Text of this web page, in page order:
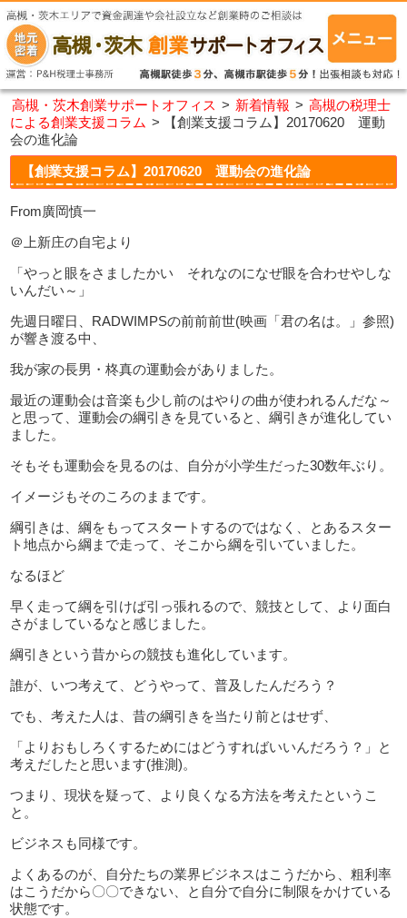
高槻・茨木創業サポートオフィス > 新着情報 > 高槻の税理士
による創業支援コラム >
【創業支援コラム】20170620 運動
会の進化論
【創業支援コラム】20170620 運動会の進化論
From廣岡慎一
＠上新庄の自宅より
「やっと眼をさましたかい それなのになぜ眼を合わせやしな
いんだい～」
先週日曜日、RADWIMPSの前前前世(映画「君の名は。」参照)
が響き渡る中、
我が家の長男・柊真の運動会がありました。
最近の運動会は音楽も少し前のはやりの曲が使われるんだな～
と思って、運動会の綱引きを見ていると、綱引きが進化してい
ました。
そもそも運動会を見るのは、自分が小学生だった30数年ぶり。
イメージもそのころのままです。
綱引きは、綱をもってスタートするのではなく、とあるスター
ト地点から綱まで走って、そこから綱を引いていました。
なるほど
早く走って綱を引けば引っ張れるので、競技として、より面白
さがましているなと感じました。
綱引きという昔からの競技も進化しています。
誰が、いつ考えて、どうやって、普及したんだろう？
でも、考えた人は、昔の綱引きを当たり前とはせず、
「よりおもしろくするためにはどうすればいいんだろう？」と
考えだしたと思います(推測)。
つまり、現状を疑って、より良くなる方法を考えたというこ
と。
ビジネスも同様です。
よくあるのが、自分たちの業界ビジネスはこうだから、粗利率
はこうだから〇〇できない、と自分で自分に制限をかけている
状態です。